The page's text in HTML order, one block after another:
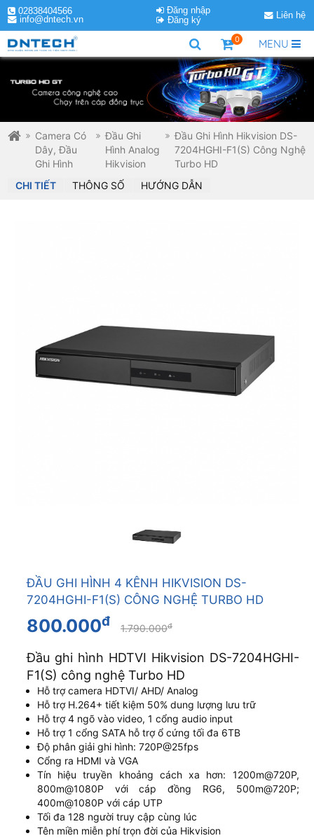
02838404566
info@dntech.vn
Đăng nhập
Đăng ký
Liên hệ
MENU
0
Camera Có
Dây, Đầu
Ghi Hình
Đầu Ghi
Hình Analog
Hikvision
Đầu Ghi Hình Hikvision DS-
7204HGHI-F1(S) Công Nghệ
Turbo HD
CHI TIẾT
THÔNG SỐ HƯỚNG DẪN
ĐẦU GHI HÌNH 4 KÊNH HIKVISION DS-
7204HGHI-F1(S) CÔNG NGHỆ TURBO HD
800.000đ 1.790.000đ
Đầu ghi hình HDTVI Hikvision DS-7204HGHI-
F1(S) công nghệ Turbo HD
Hỗ trợ camera HDTVI/ AHD/ Analog
Hỗ trợ H.264+ tiết kiệm 50% dung lượng lưu trữ
Hỗ trợ 4 ngõ vào video, 1 cổng audio input
Hỗ trợ 1 cổng SATA hỗ trợ ổ cứng tối đa 6TB
Độ phân giải ghi hình: 720P@25fps
Cổng ra HDMI và VGA
Tín hiệu truyền khoảng cách xa hơn: 1200m@720P,
800m@1080P với cáp đồng RG6, 500m@720P;
400m@1080P với cáp UTP
Tối đa 128 người truy cập cùng lúc
Tên miền miễn phí trọn đời của Hikvision